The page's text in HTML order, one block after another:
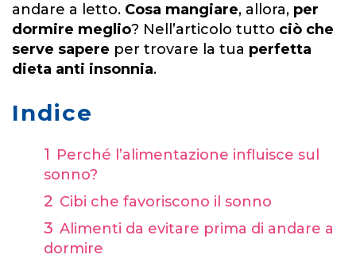
andare a letto. Cosa mangiare, allora, per
dormire meglio? Nell’articolo tutto ciò che
serve sapere per trovare la tua perfetta
dieta anti insonnia.
Indice
Perché l’alimentazione influisce sul
sonno?
Cibi che favoriscono il sonno
Alimenti da evitare prima di andare a
dormire